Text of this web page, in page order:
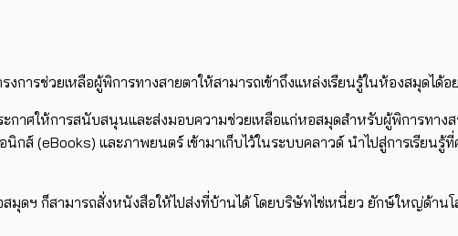
ารช่วยเหลือผู้พิการทางสายตาให้สามารถเข้าถึงแหล่งเรียนรู้ในห้องสมุดได้อ
ะกาศให้การสนับสนุนและส่งมอบความช่วยเหลือแก่หอสมุดสำหรับผู้พิการทา
กส์ (eBooks) และภาพยนตร์ เข้ามาเก็บไว้ในระบบคลาวด์ นำไปสู่การเรียน
ดฯ ก็สามารถสั่งหนังสือให้ไปส่งที่บ้านได้ โดยบริษัทไช่เหนี่ยว ยักษ์ใหญ่ด้าน